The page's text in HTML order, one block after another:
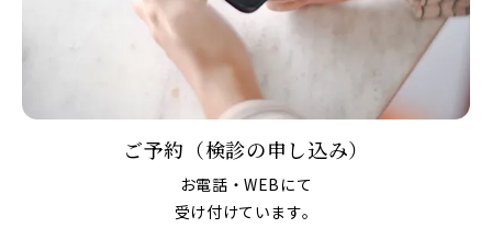
ご予約（検診の申し込み）
お電話・WEBにて
受け付けています。